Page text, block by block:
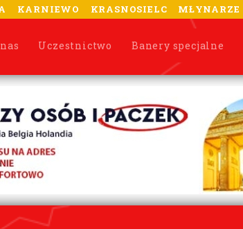
KARNIEWO KRASNOSIELC MŁYNARZE
Uczestnictwo Banery specjalne